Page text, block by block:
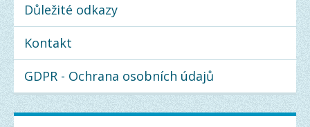
Důležité odkazy
Kontakt
GDPR - Ochrana osobních údajů